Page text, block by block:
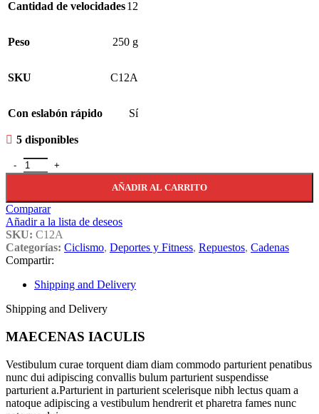
Cantidad de velocidades12
Peso 250 g
SKU C12A
Con eslabón rápido Sí
5 disponibles
Sunrace C12a 12v 12 Velocidades Cadena Acero 126 Eslabones
AÑADIR AL CARRITO
Comparar
Añadir a la lista de deseos
SKU: C12A
Categorías: Ciclismo, Deportes y Fitness, Repuestos, Cadenas
Compartir:
Shipping and Delivery
Shipping and Delivery
MAECENAS IACULIS
Vestibulum curae torquent diam diam commodo parturient penatibus
nunc dui adipiscing convallis bulum parturient suspendisse
parturient a.Parturient in parturient scelerisque nibh lectus quam a
natoque adipiscing a vestibulum hendrerit et pharetra fames nunc